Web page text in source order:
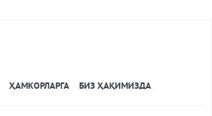
ҲАМКОРЛАРГА БИЗ ҲАҚИМИЗДА